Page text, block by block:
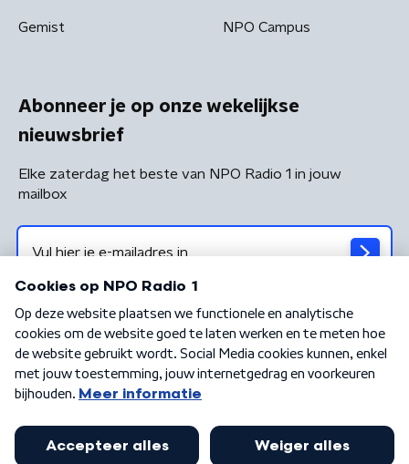
Gemist NPO Campus
Abonneer je op onze wekelijkse
nieuwsbrief
Elke zaterdag het beste van NPO Radio 1 in jouw
mailbox
Algemene voorwaarden Privacybeleid